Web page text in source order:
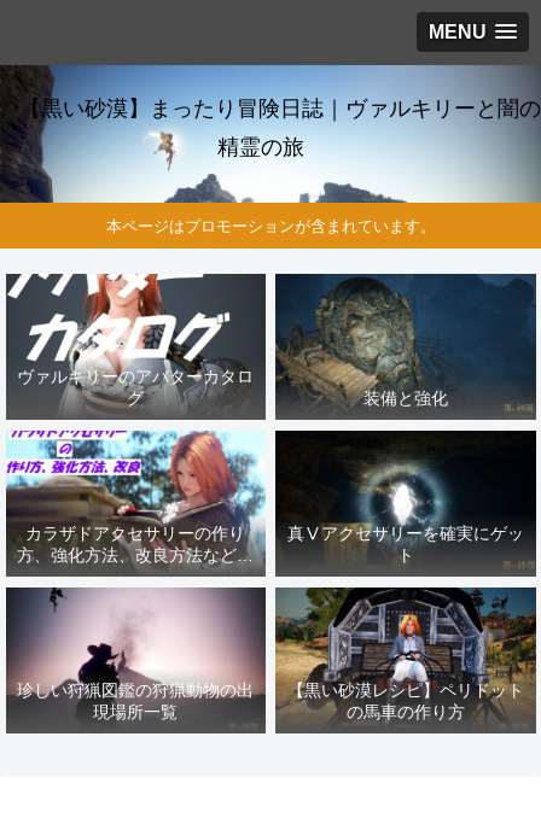
MENU
【黒い砂漠】まったり冒険日誌｜ヴァルキリーと闇の
精霊の旅
本ページはプロモーションが含まれています。
ヴァルキリーのアバターカタロ
グ
装備と強化
カラザドアクセサリーの作り
方、強化方法、改良方法などま
とめ【黒い砂漠冒険日誌１４１
真Ⅴアクセサリーを確実にゲッ
ト
珍しい狩猟図鑑の狩猟動物の出
現場所一覧
【黒い砂漠レシピ】ペリドット
の馬車の作り方